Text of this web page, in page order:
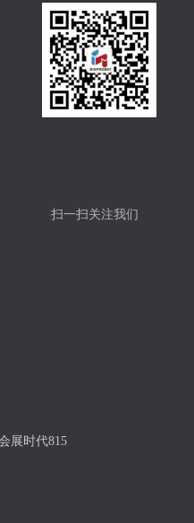
扫一扫关注我们
展时代815